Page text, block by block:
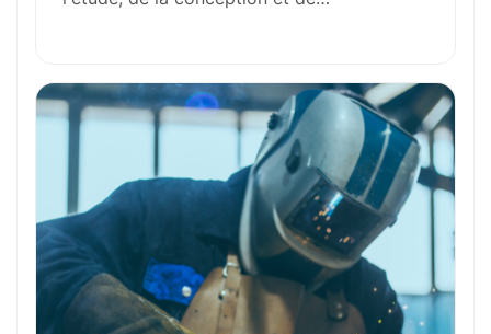
Outils et Technologies ️
Formation et Qualifications
Perspectives de carrière
Avantages